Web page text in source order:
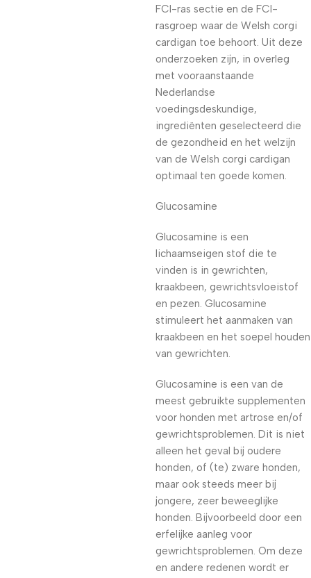
FCI-ras sectie en de FCI-
rasgroep waar de Welsh corgi
cardigan toe behoort. Uit deze
onderzoeken zijn, in overleg
met vooraanstaande
Nederlandse
voedingsdeskundige,
ingrediënten geselecteerd die
de gezondheid en het welzijn
van de Welsh corgi cardigan
optimaal ten goede komen.
Glucosamine
Glucosamine is een
lichaamseigen stof die te
vinden is in gewrichten,
kraakbeen, gewrichtsvloeistof
en pezen. Glucosamine
stimuleert het aanmaken van
kraakbeen en het soepel houden
van gewrichten.
Glucosamine is een van de
meest gebruikte supplementen
voor honden met artrose en/of
gewrichtsproblemen. Dit is niet
alleen het geval bij oudere
honden, of (te) zware honden,
maar ook steeds meer bij
jongere, zeer beweeglijke
honden. Bijvoorbeeld door een
erfelijke aanleg voor
gewrichtsproblemen. Om deze
en andere redenen wordt er